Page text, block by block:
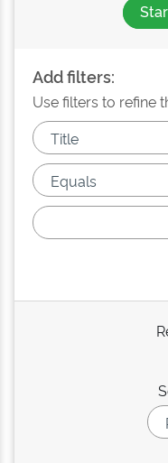
Add filters:
Use filters to refine